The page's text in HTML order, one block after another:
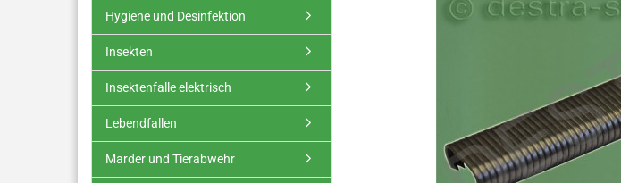
Hygiene und Desinfektion
Insekten
Insektenfalle elektrisch
Lebendfallen
Marder und Tierabwehr